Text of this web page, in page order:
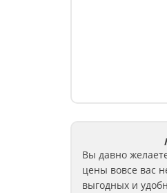
Вы давно
цены вовсе вас
выгодных и